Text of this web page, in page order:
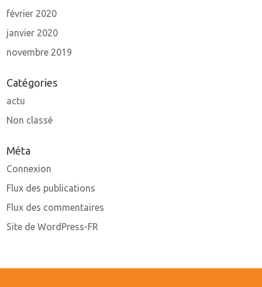
février 2020
janvier 2020
novembre 2019
Catégories
actu
Non classé
Méta
Connexion
Flux des publications
Flux des commentaires
Site de WordPress-FR